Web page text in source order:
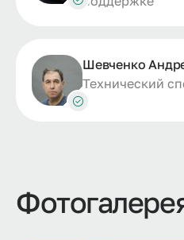
Шевченко
Технический